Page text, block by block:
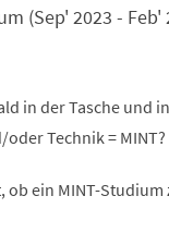
(Sep' 2023 - Feb'
in der Tasche
Technik = MINT?
ob ein MINT-